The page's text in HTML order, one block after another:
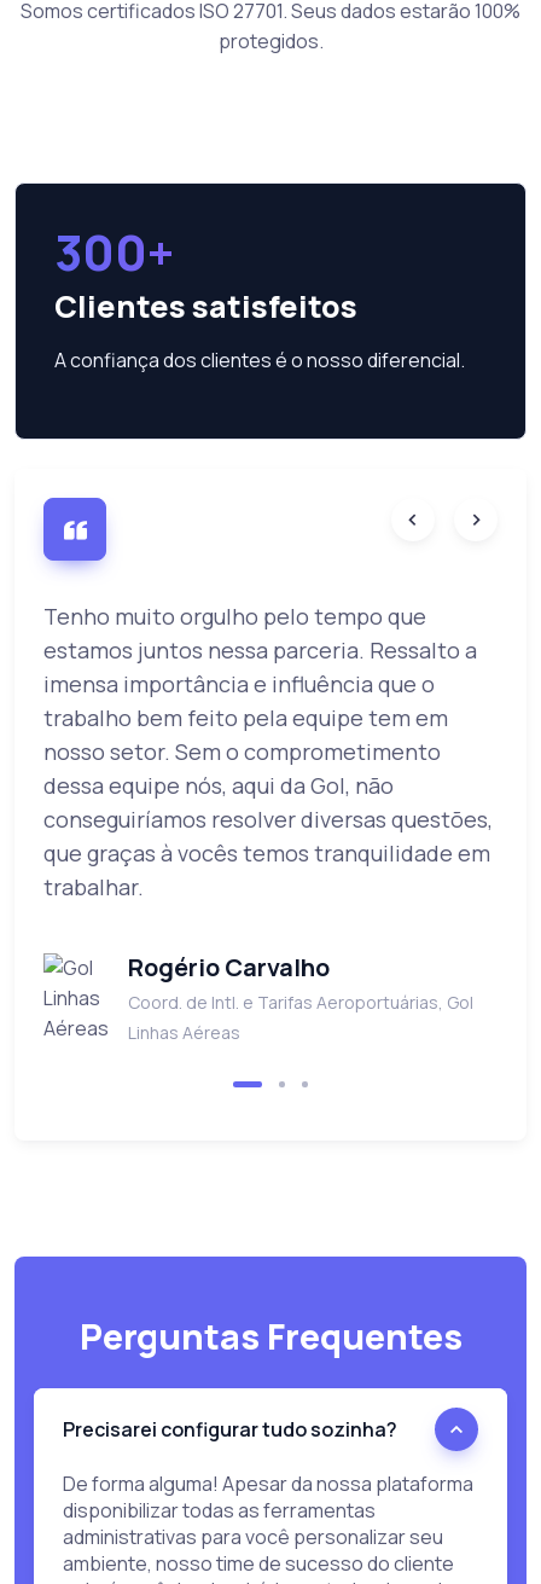
Somos certificados ISO 27701. Seus dados estarão 100%
protegidos.
300+
Clientes satisfeitos
A confiança dos clientes é o nosso diferencial.
Tenho muito orgulho pelo tempo que
estamos juntos nessa parceria. Ressalto a
imensa importância e influência que o
trabalho bem feito pela equipe tem em
nosso setor. Sem o comprometimento
dessa equipe nós, aqui da Gol, não
conseguiríamos resolver diversas questões,
que graças à vocês temos tranquilidade em
trabalhar.
Rogério Carvalho
Coord. de Intl. e Tarifas Aeroportuárias, Gol
Linhas Aéreas
Perguntas Frequentes
Precisarei configurar tudo sozinha?
De forma alguma! Apesar da nossa plataforma
disponibilizar todas as ferramentas
administrativas para você personalizar seu
ambiente, nosso time de sucesso do cliente